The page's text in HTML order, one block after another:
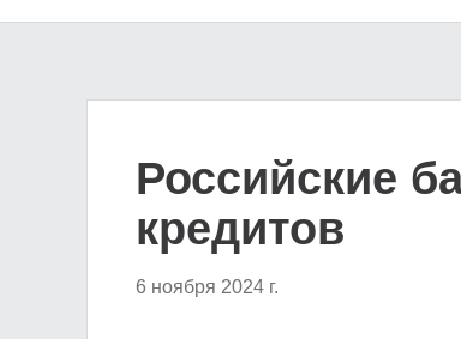
Российские
кредитов
6 ноября 2024 г.